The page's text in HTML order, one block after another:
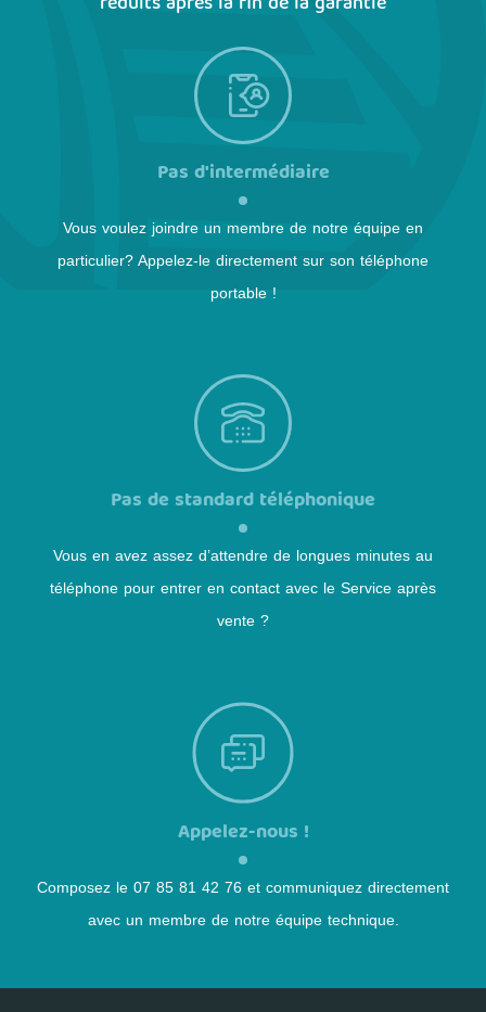
Pas d'intermédiaire
Vous voulez joindre un membre de notre équipe en
particulier? Appelez-le directement sur son téléphone
portable !
Pas de standard téléphonique
Vous en avez assez d’attendre de longues minutes au
téléphone pour entrer en contact avec le Service après
vente ?
Appelez-nous !
Composez le 07 85 81 42 76 et communiquez directement
avec un membre de notre équipe technique.